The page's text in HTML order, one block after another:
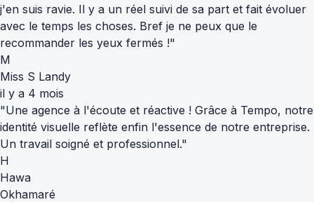
j'en suis ravie. Il y a un réel suivi de sa part et fait évoluer
avec le temps les choses. Bref je ne peux que le
recommander les yeux fermés !"
M
Miss S Landy
il y a 4 mois
"Une agence à l'écoute et réactive ! Grâce à Tempo, notre
identité visuelle reflète enfin l'essence de notre entreprise.
Un travail soigné et professionnel."
H
Hawa
Okhamaré